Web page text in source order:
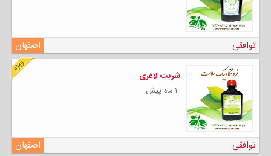
اصفهان توافقی
شربت لاغری
۱ ماه پیش
اصفهان توافقی